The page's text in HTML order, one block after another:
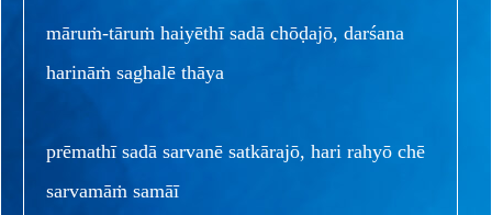
māruṁ-tāruṁ haiyēthī sadā chōḍajō, darśana
harināṁ saghalē thāya
prēmathī sadā sarvanē satkārajō, hari rahyō chē
sarvamāṁ samāī